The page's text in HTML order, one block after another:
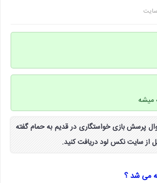
میشه
پرسش بازی خواستگاری در قدیم به حمام گفته
از سایت نکس لود دریافت کنید.
می شد ؟